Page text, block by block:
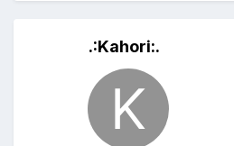
.:Kahori:.